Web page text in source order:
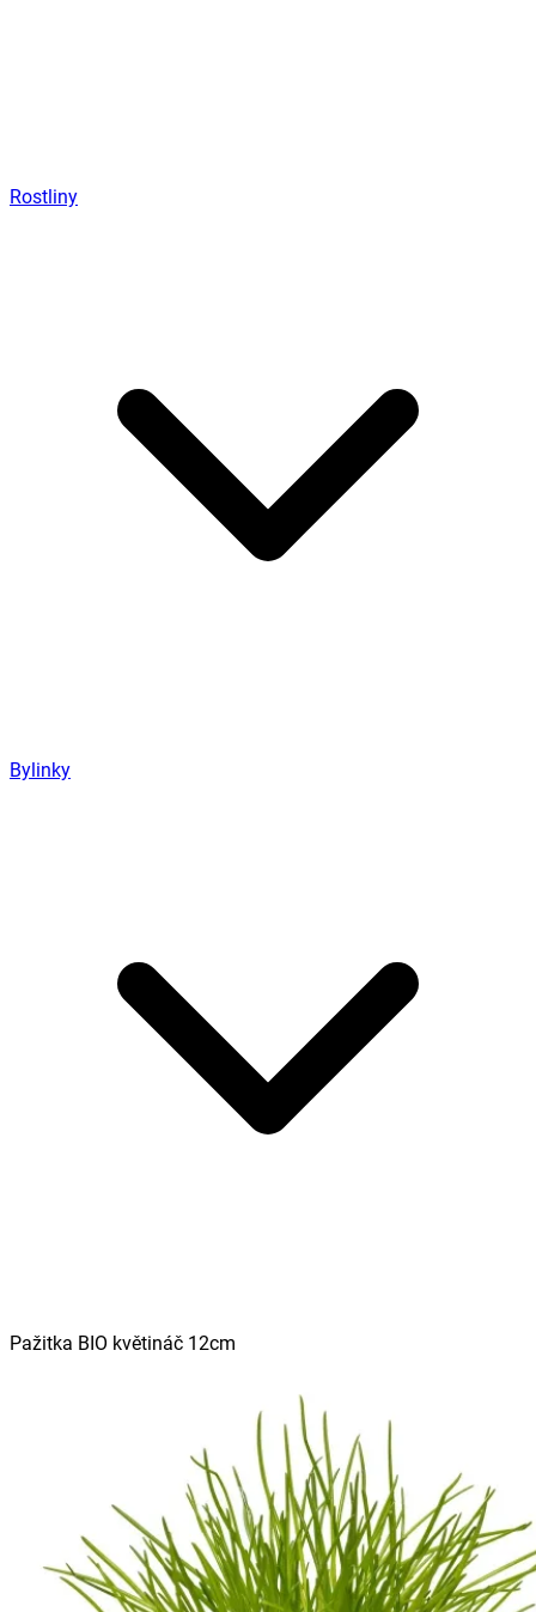
Rostliny
Bylinky
Pažitka BIO květináč 12cm